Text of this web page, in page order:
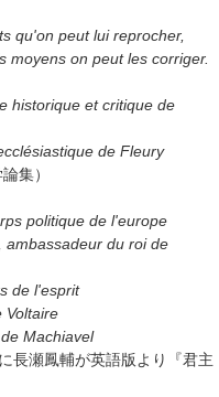
qu'on peut lui reprocher,
moyens on peut les corriger.
historique et critique de
de Fleury
集）
politique de l'europe
ambassadeur du roi de
de l'esprit
Voltaire
Machiavel
長瀬鳳輔が英語版より『君主